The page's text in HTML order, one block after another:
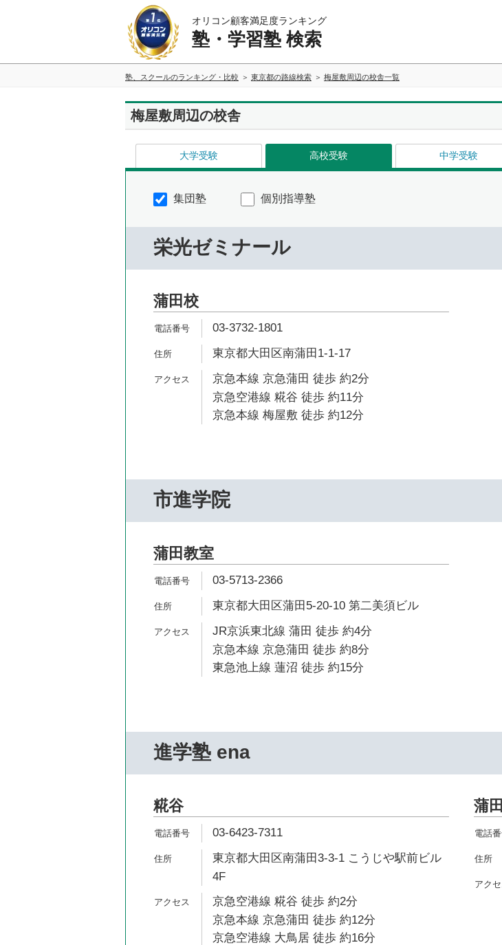
オリコン顧客満足度ランキング
塾・学習塾 検索
塾、スクールのランキング・比較 東京都の路線検索 梅屋敷周辺の校舎一覧
梅屋敷周辺の校舎
大学受験 高校受験 中学受験
集団塾 個別指導塾
栄光ゼミナール
蒲田校
03-3732-1801
東京都大田区南蒲田1-1-17
京急本線 京急蒲田 徒歩 約2分
京急空港線 糀谷 徒歩 約11分
京急本線 梅屋敷 徒歩 約12分
市進学院
蒲田教室
03-5713-2366
東京都大田区蒲田5-20-10 第二美須ビル
JR京浜東北線 蒲田 徒歩 約4分
京急本線 京急蒲田 徒歩 約8分
東急池上線 蓮沼 徒歩 約15分
進学塾 ena
糀谷
03-6423-7311
東京都大田区南蒲田3-3-1 こうじや駅前ビル
4F
京急空港線 糀谷 徒歩 約2分
京急本線 京急蒲田 徒歩 約12分
京急空港線 大鳥居 徒歩 約16分
蒲田